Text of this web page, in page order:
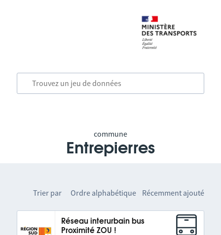
commune
Entrepierres
Trier par Ordre alphabétique Récemment ajouté
Réseau interurbain bus
Proximité ZOU !